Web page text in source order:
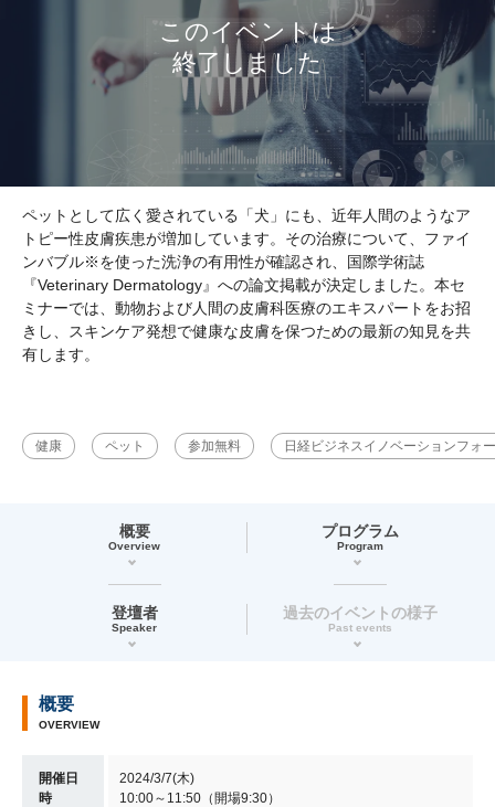
ペットとして広く愛されている「犬」にも、近年人間のようなア
トピー性皮膚疾患が増加しています。その治療について、ファイ
ンバブル※を使った洗浄の有用性が確認され、国際学術誌
『Veterinary Dermatology』への論文掲載が決定しました。本セ
ミナーでは、動物および人間の皮膚科医療のエキスパートをお招
きし、スキンケア発想で健康な皮膚を保つための最新の知見を共
有します。
健康 ペット 参加無料 日経ビジネスイノベーションフォ
概要
Overview
プログラム
Program
登壇者
Speaker
過去のイベントの様子
Past events
概要
OVERVIEW
開催日
時
2024/3/7(木)
10:00～11:50（開場9:30）